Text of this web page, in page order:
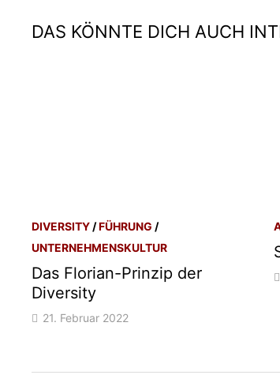
DAS KÖNNTE DICH AUCH
DIVERSITY/FÜHRUNG /
UNTERNEHMENSKULTUR
Das Florian-Prinzip der
Diversity
21. Februar 2022